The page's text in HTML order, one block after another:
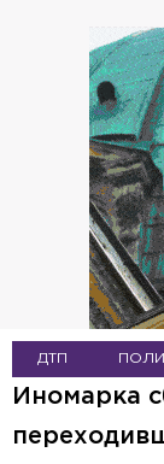
ДТП
Иномарка